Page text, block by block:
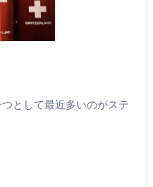
として最近多いのがステ